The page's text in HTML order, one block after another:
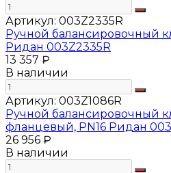
Артикул: 003Z2335R
Ручной балансировочный
Ридан 003Z2335R
13 357 ₽
В наличии
Артикул: 003Z1086R
Ручной балансировочный
фланцевый, PN16 Ридан
26 956 ₽
В наличии